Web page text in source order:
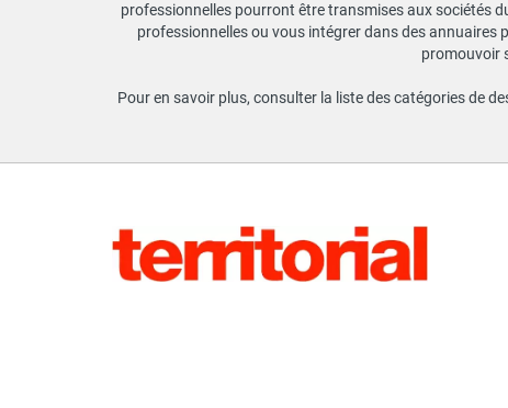
professionnelles pourront être transmises aux sociétés
professionnelles ou vous intégrer dans des annuaires
promouvoir
Pour en savoir plus, consulter la liste des catégories de